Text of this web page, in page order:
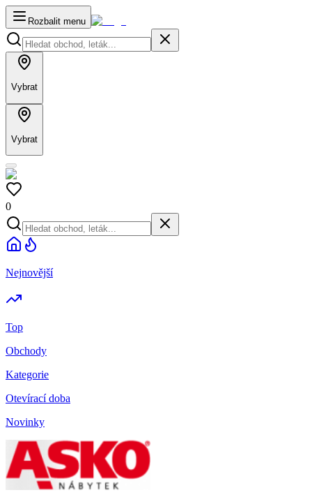
Rozbalit menu
Vybrat
Vybrat
0
Nejnovější
Top
Obchody
Kategorie
Otevírací doba
Novinky